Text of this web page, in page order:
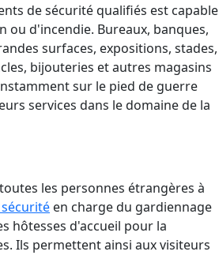
de sécurité qualifiés est capable
d'incendie. Bureaux, banques,
surfaces, expositions, stades,
bijouteries et autres magasins
sur le pied de guerre
services dans le domaine de la
les personnes étrangères à
en charge du gardiennage
hôtesses d'accueil pour la
Ils permettent ainsi aux visiteurs